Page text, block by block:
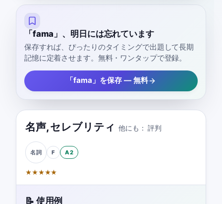
「fama」、明日には忘れています
保存すれば、ぴったりのタイミングで出題して長期
記憶に定着させます。無料・ワンタップで登録。
「fama」を保存 — 無料
名声,セレブリティ 他にも： 評判
名詞 F A2
★★★★★
📝 使用例